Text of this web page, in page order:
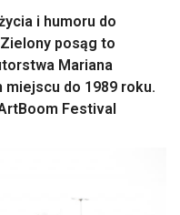
i humoru do
posąg to
Mariana
miejscu do 1989 roku.
Festival